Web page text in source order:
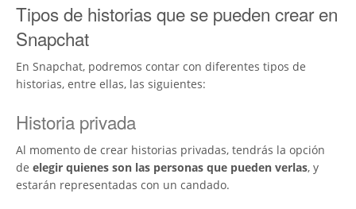
Tipos de historias que se pueden crear en
Snapchat
En Snapchat, podremos contar con diferentes tipos de
historias, entre ellas, las siguientes:
Historia privada
Al momento de crear historias privadas, tendrás la opción
de elegir quienes son las personas que pueden verlas, y
estarán representadas con un candado.